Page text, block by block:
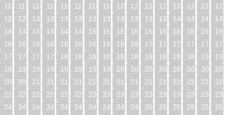
112
113 114 115 116 117 118 119 120 121 122 123 124 125 126
128
129 130 131 132 133 134 135 136 137 138 139 140 141 142
144
145 146 147 148 149 150 151 152 153 154 155 156 157 158
160
161 162 163 164 165 166 167 168 169 170 171 172 173 174
176
177 178 179 180 181 182 183 184 185 186 187 188 189 190
192
193 194 195 196 197 198 199 200 201 202 203 204 205 206
208
209 210 211 212 213 214 215 216 217 218 219 220 221 222
224
225 226 227 228 229 230 231 232 233 234 235 236 237 238
240
241 242 243 244 245 246 247 248 249 250 251 252 253 254